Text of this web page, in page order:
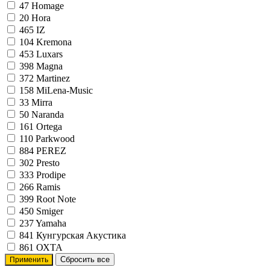
47 Homage
20 Hora
465 IZ
104 Kremona
453 Luxars
398 Magna
372 Martinez
158 MiLena-Music
33 Mirra
50 Naranda
161 Ortega
110 Parkwood
884 PEREZ
302 Presto
333 Prodipe
266 Ramis
399 Root Note
450 Smiger
237Yamaha
841 Кунгурская Акустика
861 ОХТА